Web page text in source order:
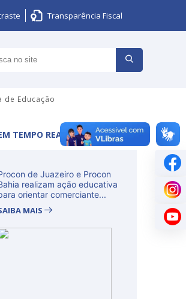
Transparência Fiscal
Educação
TEMPO REAL
de Juazeiro e Procon
realizam ação educativa
orientar comerciante...
MAIS